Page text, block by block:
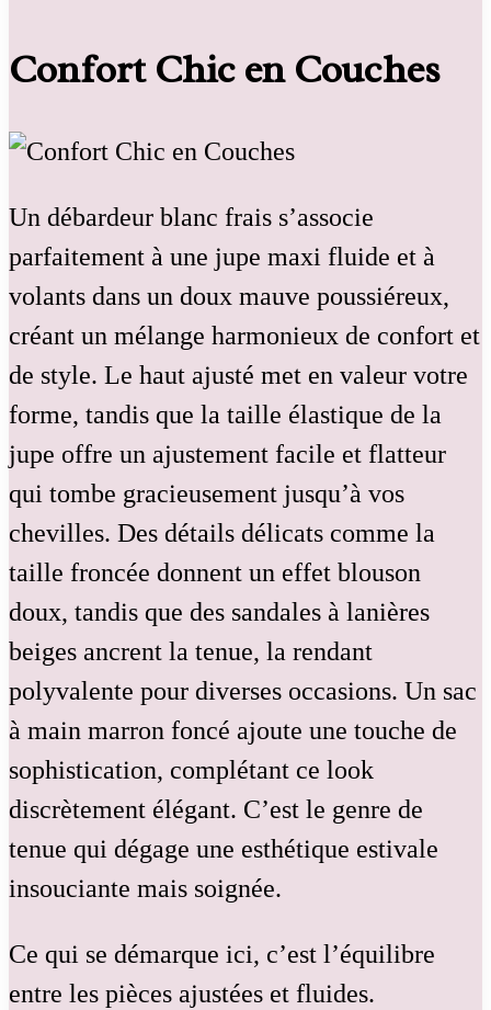
Confort Chic en Couches
Un débardeur blanc frais s’associe
parfaitement à une jupe maxi fluide et à
volants dans un doux mauve poussiéreux,
créant un mélange harmonieux de confort et
de style. Le haut ajusté met en valeur votre
forme, tandis que la taille élastique de la
jupe offre un ajustement facile et flatteur
qui tombe gracieusement jusqu’à vos
chevilles. Des détails délicats comme la
taille froncée donnent un effet blouson
doux, tandis que des sandales à lanières
beiges ancrent la tenue, la rendant
polyvalente pour diverses occasions. Un sac
à main marron foncé ajoute une touche de
sophistication, complétant ce look
discrètement élégant. C’est le genre de
tenue qui dégage une esthétique estivale
insouciante mais soignée.
Ce qui se démarque ici, c’est l’équilibre
entre les pièces ajustées et fluides.